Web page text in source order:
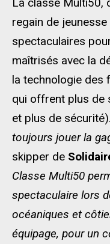
La classe Multi50,
regain de
spectaculaires
maîtrisés avec la
la technologie des
qui offrent plus de
et plus de
toujours jouer la
skipper de
Classe Multi50
spectaculaire lors
océaniques et
équipage, pour un